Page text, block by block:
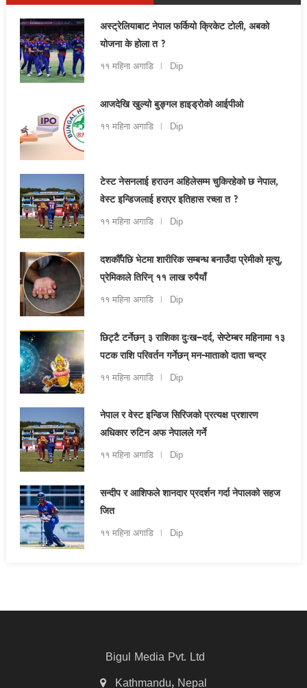
अस्ट्रेलियाबाट नेपाल फर्कियो क्रिकेट टोली, अबको
योजना के होला त ?
११ महिना अगाडि Dip
आजदेखि खुल्यो बुङ्गल हाइड्रोको आईपीओ
११ महिना अगाडि Dip
टेस्ट नेसनलाई हराउन अहिलेसम्म चुकिरहेको छ नेपाल,
वेस्ट इन्डिजलाई हराएर इतिहास रच्ला त ?
११ महिना अगाडि Dip
दशकौँपछि भेटमा शारीरिक सम्बन्ध बनाउँदा प्रेमीको मृत्यु,
प्रेमिकाले तिरिन् ११ लाख रुपैयाँ
११ महिना अगाडि Dip
छिट्टै टर्नेछन् ३ राशिका दुःख–दर्द, सेप्टेम्बर महिनामा १३
पटक राशि परिवर्तन गर्नेछन् मन-माताको दाता चन्द्र
११ महिना अगाडि Dip
नेपाल र वेस्ट इन्डिज सिरिजको प्रत्यक्ष प्रशारण
अधिकार रुटिन अफ नेपालले गर्ने
११ महिना अगाडि Dip
सन्दीप र आशिफले शानदार प्रदर्शन गर्दा नेपालको सहज
जित
११ महिना अगाडि Dip
Bigul Media Pvt. Ltd
Kathmandu, Nepal